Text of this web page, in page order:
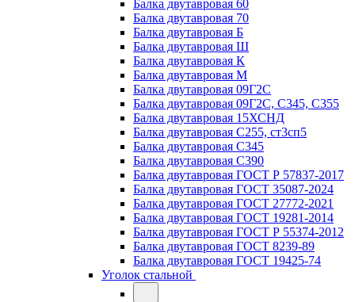
Балка двутавровая 60
Балка двутавровая 70
Балка двутавровая Б
Балка двутавровая Ш
Балка двутавровая К
Балка двутавровая М
Балка двутавровая 09Г2С
Балка двутавровая 09Г2С, С345, С355
Балка двутавровая 15ХСНД
Балка двутавровая С255, ст3сп5
Балка двутавровая С345
Балка двутавровая С390
Балка двутавровая ГОСТ Р 57837-2017
Балка двутавровая ГОСТ 35087-2024
Балка двутавровая ГОСТ 27772-2021
Балка двутавровая ГОСТ 19281-2014
Балка двутавровая ГОСТ Р 55374-2012
Балка двутавровая ГОСТ 8239-89
Балка двутавровая ГОСТ 19425-74
Уголок стальной